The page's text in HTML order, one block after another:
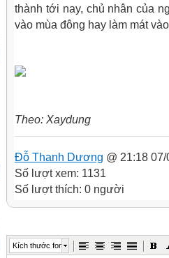
thành tới nay, chủ nhân của
vào mùa đông hay làm mát
Theo: Xaydung
Đỗ Thanh Dương @ 21:18
Số lượt xem: 1131
Số lượt thích: 0 người
Kích thước font